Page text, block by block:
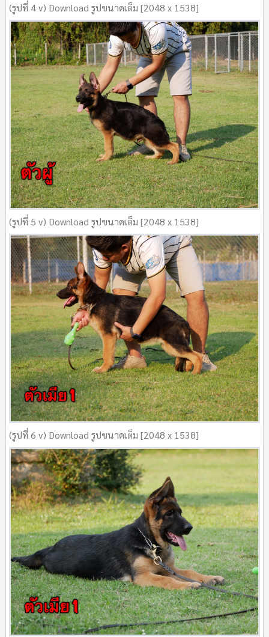
(รูปที่ 4 v) Download รูปขนาดเต็ม [2048 x 1538]
(รูปที่ 5 v) Download รูปขนาดเต็ม [2048 x 1538]
(รูปที่ 6 v) Download รูปขนาดเต็ม [2048 x 1538]